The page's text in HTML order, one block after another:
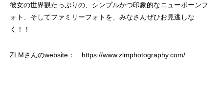
彼女の世界観たっぷりの、シンプルかつ印象的なニューボーンフ
ォト、そしてファミリーフォトを、みなさんぜひお見逃しな
く！！
ZLMさんのwebsite： https://www.zlmphotography.com/